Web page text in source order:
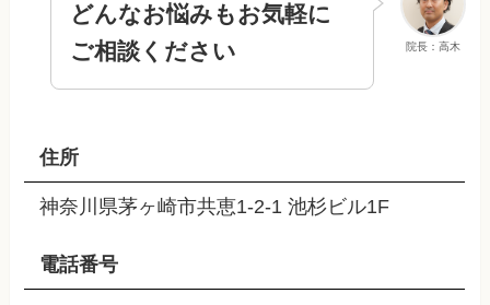
院長：高木
どんなお悩みもお気軽に
ご相談ください
住所
神奈川県茅ヶ崎市共恵1-2-1 池杉ビル1F
電話番号